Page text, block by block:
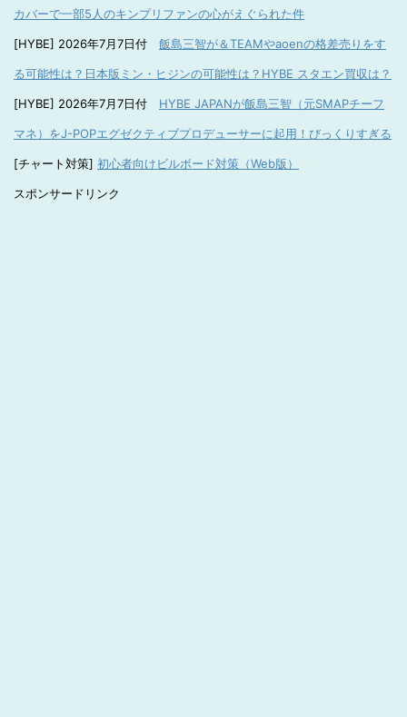
カバーで一部5人のキンプリファンの心がえぐられた件
[HYBE] 2026年7月7日付 飯島三智が＆TEAMやaoenの格差売りをす
る可能性は？日本版ミン・ヒジンの可能性は？HYBE スタエン買収は？
[HYBE] 2026年7月7日付 HYBE JAPANが飯島三智（元SMAPチーフ
マネ）をJ-POPエグゼクティブプロデューサーに起用！びっくりすぎる
[チャート対策] 初心者向けビルボード対策（Web版）
スポンサードリンク